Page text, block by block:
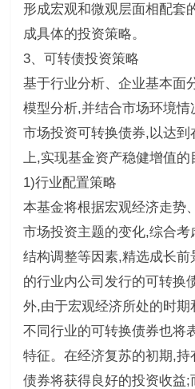
形成宏观和微观层面相配套
成具体的投资策略。
3、可转债投资策略
基于行业分析、企业基本面
模型分析,并结合市场环境
市场投资可转换债券,以达
上,实现基金资产稳健增值的
1)行业配置策略
本基金将根据宏观经济走势
市场投资主题的变化,综合
结构调整等因素,精选成长
的行业内公司发行的可转换
外,由于宏观经济所处的时
不同行业的可转换债券也将
特征。在经济复苏的初期,
债券将获得良好的投资收益